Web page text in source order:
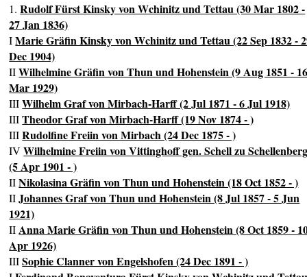
1.Rudolf Fürst Kinsky von Wchinitz und Tettau (30 Mar 1802 -
27 Jan 1836)
IMarie Gräfin Kinsky von Wchinitz und Tettau (22 Sep 1832 -
Dec 1904)
IIWilhelmine Gräfin von Thun und Hohenstein (9 Aug 1851 -
Mar 1929)
IIIWilhelm Graf von Mirbach-Harff (2 Jul 1871 - 6 Jul 1918)
IIITheodor Graf von Mirbach-Harff (19 Nov 1874 - )
IIIRudolfine Freiin von Mirbach (24 Dec 1875 - )
IVWilhelmine Freiin von Vittinghoff gen. Schell zu
(5 Apr 1901 - )
IINikolasina Gräfin von Thun und Hohenstein (18 Oct 1852 - )
IIJohannes Graf von Thun und Hohenstein (8 Jul 1857 - 5 Jun
1921)
IIAnna Marie Gräfin von Thun und Hohenstein (8 Oct 1859 -
Apr 1926)
IIISophie Clanner von Engelshofen (24 Dec 1891 - )